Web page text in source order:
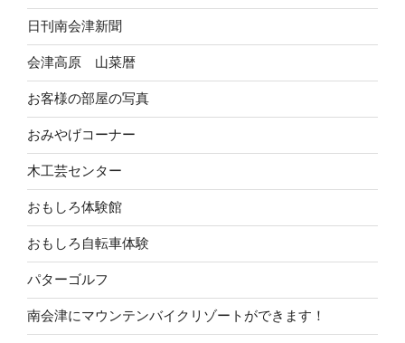
日刊南会津新聞
会津高原 山菜暦
お客様の部屋の写真
おみやげコーナー
木工芸センター
おもしろ体験館
おもしろ自転車体験
パターゴルフ
南会津にマウンテンバイクリゾートができます！